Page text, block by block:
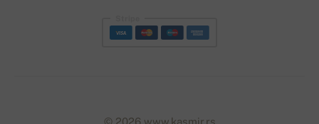
© 2026 www.kasmir.rs